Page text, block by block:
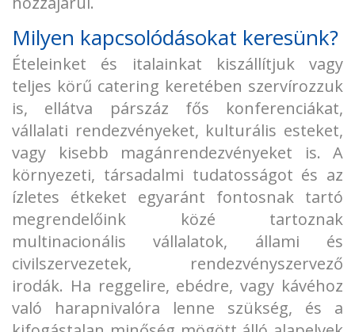
Milyen kapcsolódásokat keresünk?
Ételeinket és italainkat kiszállítjuk vagy
teljes körű catering keretében szervírozzuk
is, ellátva párszáz fős konferenciákat,
vállalati rendezvényeket, kulturális esteket,
vagy kisebb magánrendezvényeket is. A
környezeti, társadalmi tudatosságot és az
ízletes étkeket egyaránt fontosnak tartó
megrendelőink közé tartoznak
multinacionális vállalatok, állami és
civilszervezetek, rendezvényszervező
irodák. Ha reggelire, ebédre, vagy kávéhoz
való harapnivalóra lenne szükség, és a